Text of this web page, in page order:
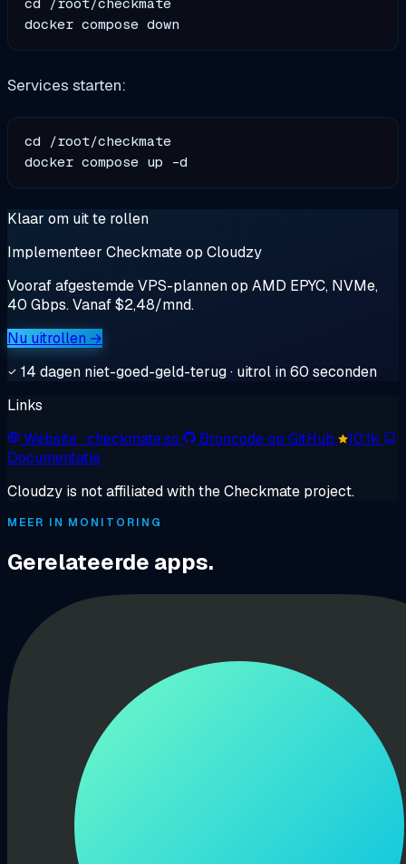
cd /root/checkmate
Services starten:
cd /root/checkmate
Klaar om uit te rollen
Implementeer Checkmate op Cloudzy
Vooraf afgestemde VPS-plannen op AMD EPYC, NVMe,
40 Gbps. Vanaf $2,48/mnd.
Nu uitrollen →
14 dagen niet-goed-geld-terug · uitrol in 60 seconden
Links
Website· checkmate.so Broncode op GitHub
10.1k
Documentatie
Cloudzy is not affiliated with the Checkmate project.
MEER IN MONITORING
Gerelateerde apps.